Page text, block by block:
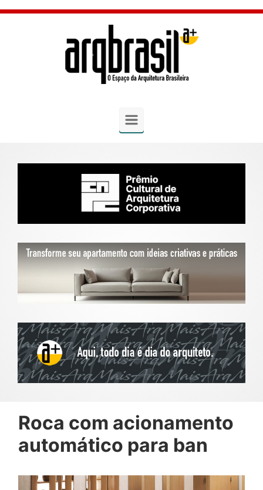
Skip to main content
Roca com acionamento
automático para ban